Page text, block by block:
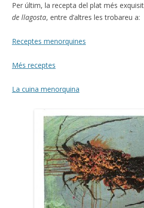
Per últim, la recepta del plat més exquisit
de llagosta, entre d’altres les trobareu a:
Receptes menorquines
Més receptes
La cuina menorquina